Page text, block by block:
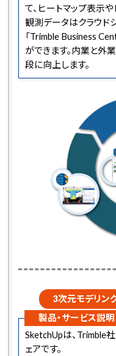
て、ヒートマップ表示
観測データはクラウド
「Trimble Business
ができます。内業と外
段に向上します。
3次元モデリン
製品・サービス説明
SketchUpは、Trimble
ェアです。